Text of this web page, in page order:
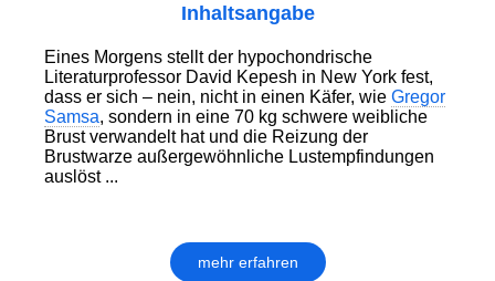
Inhaltsangabe
Eines Morgens stellt der hypochondrische
Literaturprofessor David Kepesh in New York fest,
dass er sich – nein, nicht in einen Käfer, wie Gregor
Samsa, sondern in eine 70 kg schwere weibliche
Brust verwandelt hat und die Reizung der
Brustwarze außergewöhnliche Lustempfindungen
auslöst ...
mehr erfahren